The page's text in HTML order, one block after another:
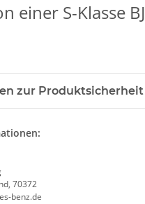
einer S-Klasse BJ
zur Produktsicherheit
70372
benz.de